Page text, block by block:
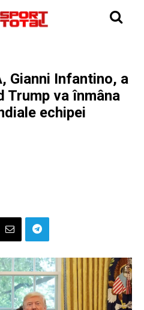
Gianni Infantino, a
Trump va înmâna
echipei